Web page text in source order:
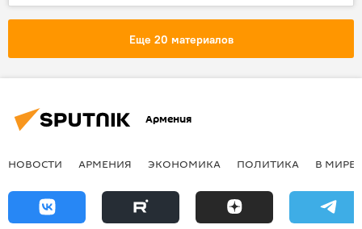
поддержка
Еще 20 материалов
Армения
НОВОСТИ АРМЕНИЯ ЭКОНОМИКА ПОЛИТИКА В МИРЕ